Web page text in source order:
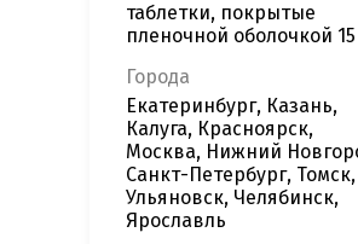
таблетки, покрытые
пленочной оболочкой
Города
Екатеринбург, Казань,
Калуга, Красноярск,
Москва, Нижний
Санкт-Петербург, Томск,
Ульяновск, Челябинск,
Ярославль